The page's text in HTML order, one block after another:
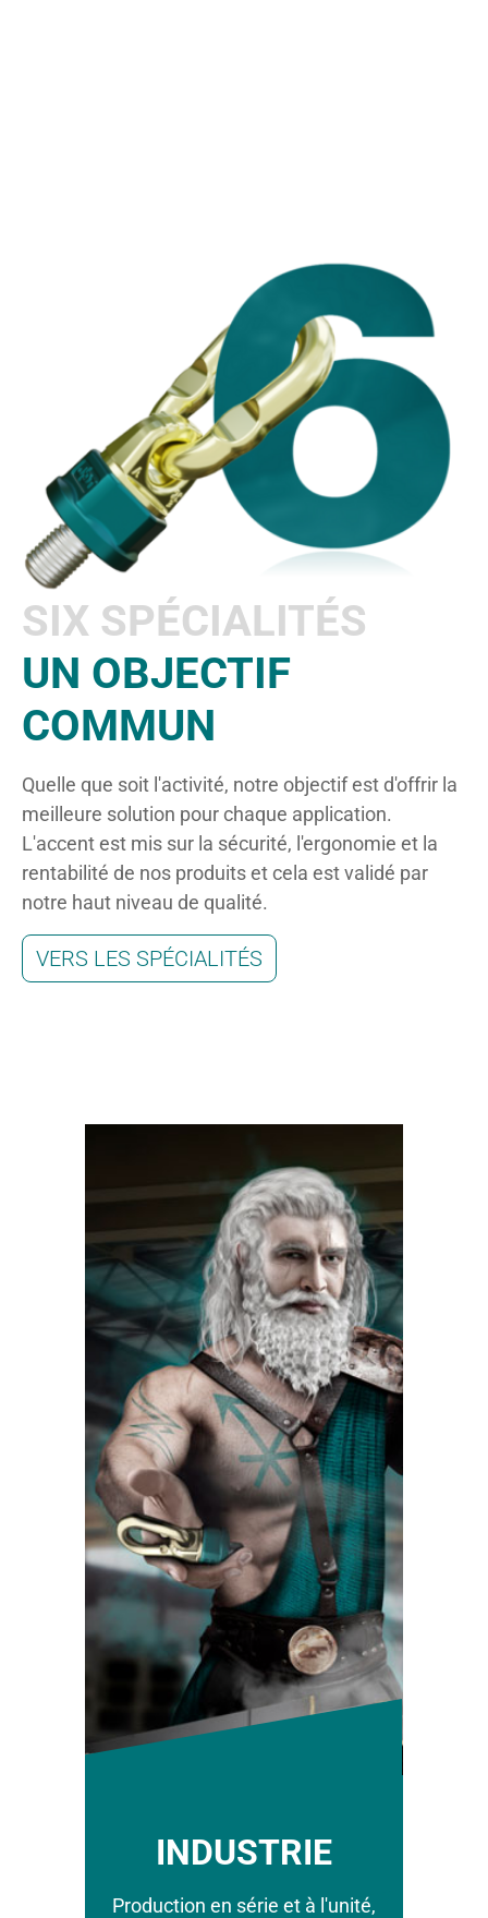
SIX SPÉCIALITÉS
UN OBJECTIF
COMMUN
Quelle que soit l'activité, notre objectif est d'offrir la
meilleure solution pour chaque application.
L'accent est mis sur la sécurité, l'ergonomie et la
rentabilité de nos produits et cela est validé par
notre haut niveau de qualité.
VERS LES SPÉCIALITÉS
INDUSTRIE
Production en série et à l'unité,